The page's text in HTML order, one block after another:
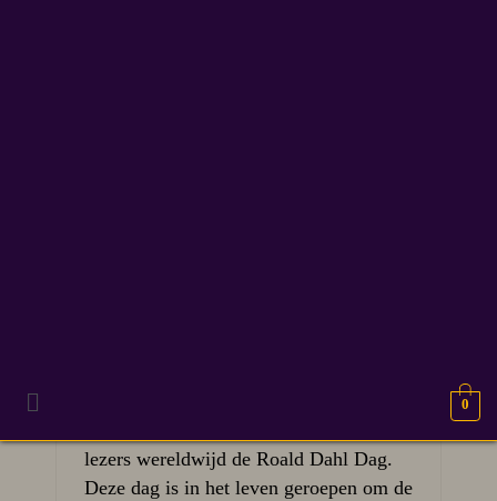
0
lezers wereldwijd de Roald Dahl Dag.
Deze dag is in het leven geroepen om de